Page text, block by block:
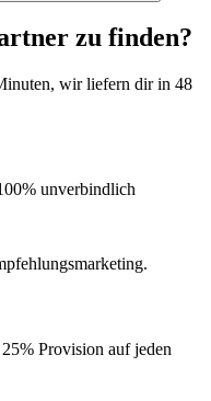
zu finden?
wir liefern dir in 48
unverbindlich
Provision auf jeden